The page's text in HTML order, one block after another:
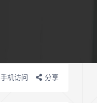
手机访问 分享